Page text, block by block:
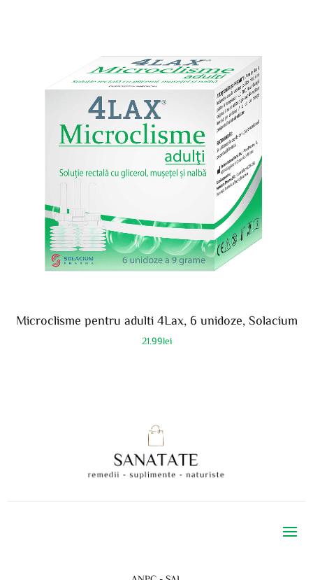
Microclisme pentru adulti 4Lax, 6 unidoze, Solacium
21.99lei